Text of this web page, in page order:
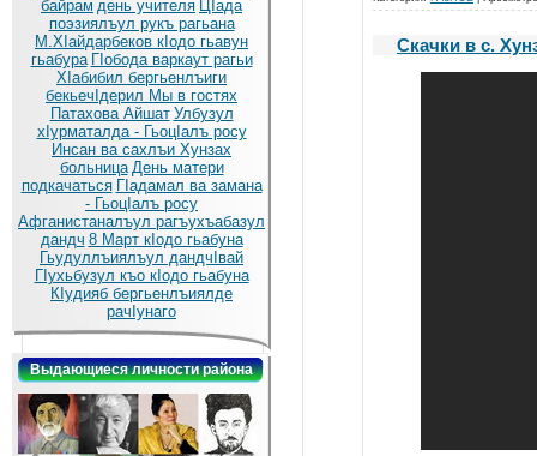
байрам день учителя ЦIада
поэзиялъул рукъ рагьана
М.ХIайдарбеков кIодо гьавун
гьабура ГIобода варкаут рагьи
ХIабибил бергьенлъиги
бекьечIдерил Мы в гостях
Патахова Айшат Улбузул
хIурматалда - ГьоцIалъ росу
Инсан ва сахлъи Хунзах
больница День матери
подкачаться ГIадамал ва замана
- ГьоцIалъ росу
Афганистаналъул рагъухъабазул
дандч 8 Март кIодо гьабуна
Гьудуллъиялъул дандчIвай
ГIухьбузул къо кIодо гьабуна
КIудияб бергьенлъиялде
рачIунаго
Выдающиеся личности района
Скачки в с.